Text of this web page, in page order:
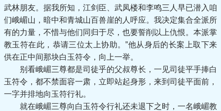
武林朋友。据我所知，江剑臣、武凤楼和李鸣三人早已潜入咱
们峨嵋山，暗中和青城山百兽崖的人呼应。我决定集合全派所
有的力量，不惜与他们同归于尽，也要誓削以上仇恨。本派掌
教玉符在此，恭请三位太上协助。”他从身后的长案上取下来
供在正中间那块白玉符令，向上一举。
别看峨嵋三尊都是司徒乎的父叔尊长，一见司徒平手捧白
玉符令，都不禁面容一肃，立即站起身形，来到司徒平面前，
一字并排地向玉符行礼。
就在峨嵋三尊向白玉符令行礼还未退下之时，一名峨嵋教